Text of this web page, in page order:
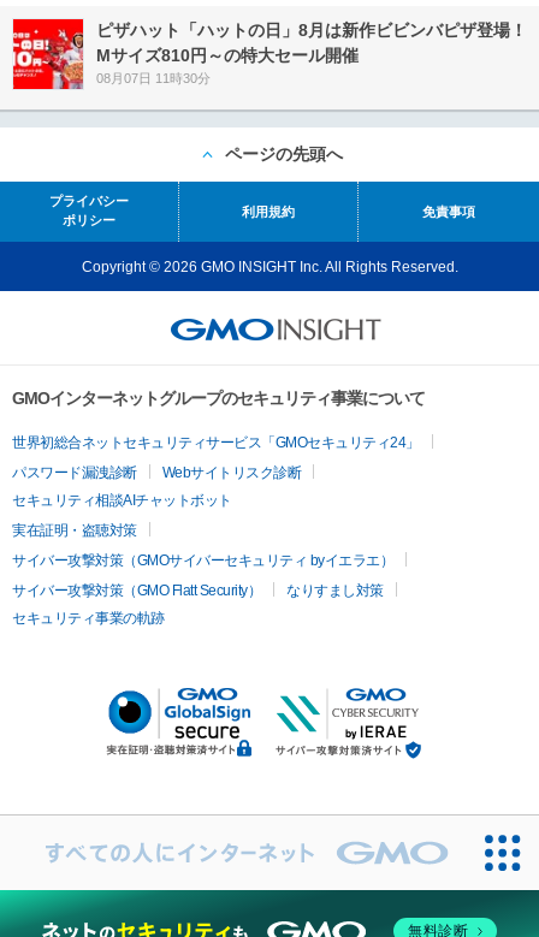
ピザハット「ハットの日」8月は新作ビビンバピザ登場！
Mサイズ810円～の特大セール開催
08月07日 11時30分
ページの先頭へ
プライバシー
ポリシー
利用規約 免責事項
Copyright © 2026 GMO INSIGHT Inc. All Rights Reserved.
GMOインターネットグループのセキュリティ事業について
世界初総合ネットセキュリティサービス「GMOセキュリティ24」
パスワード漏洩診断
Webサイトリスク診断
セキュリティ相談AIチャットボット
実在証明・盗聴対策
サイバー攻撃対策（GMOサイバーセキュリティ byイエラエ）
サイバー攻撃対策（GMO Flatt Security）
なりすまし対策
セキュリティ事業の軌跡
無料診断